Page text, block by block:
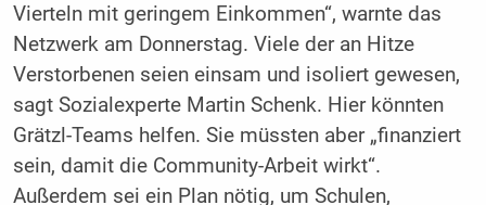
Vierteln mit geringem Einkommen“, warnte das
Netzwerk am Donnerstag. Viele der an Hitze
Verstorbenen seien einsam und isoliert gewesen,
sagt Sozialexperte Martin Schenk. Hier könnten
Grätzl-Teams helfen. Sie müssten aber „finanziert
sein, damit die Community-Arbeit wirkt“.
Außerdem sei ein Plan nötig, um Schulen,